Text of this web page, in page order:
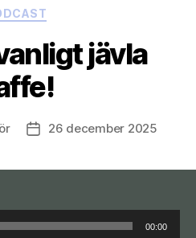
berör
Kategorier
jävla
Inläggsdatum
26 december 2025
00:00